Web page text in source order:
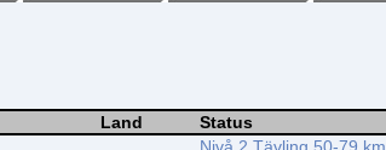
Land Status
Nivå 2 Tävling 50-79 km